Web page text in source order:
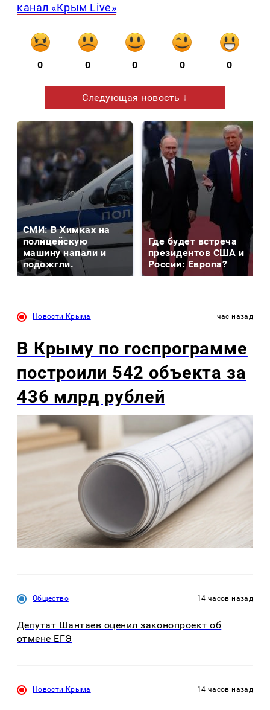
канал «Крым Live»
0 0 0 0 0
Следующая новость ↓
СМИ: В Химках на
полицейскую
машину напали и
подожгли.
Где будет встреча
президентов США и
России: Европа?
Новости Крыма час назад
В Крыму по госпрограмме
построили 542 объекта за
436 млрд рублей
Общество 14 часов назад
Депутат Шантаев оценил законопроект об
отмене ЕГЭ
Новости Крыма 14 часов назад